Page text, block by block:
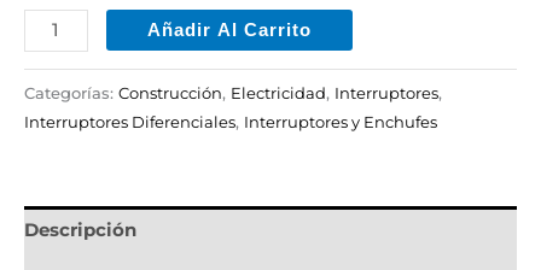
Añadir Al Carrito
Categorías: Construcción, Electricidad, Interruptores,
Interruptores Diferenciales, Interruptores y Enchufes
Descripción